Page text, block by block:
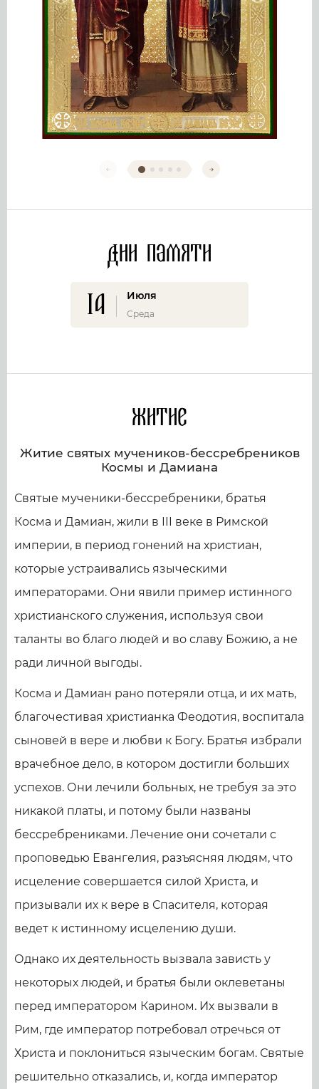
Дни памяти
14 Июля
Среда
Житие
Житие святых мучеников-бессребреников
Космы и Дамиана
Святые мученики-бессребреники, братья
Косма и Дамиан, жили в III веке в Римской
империи, в период гонений на христиан,
которые устраивались языческими
императорами. Они явили пример истинного
христианского служения, используя свои
таланты во благо людей и во славу Божию, а не
ради личной выгоды.
Косма и Дамиан рано потеряли отца, и их мать,
благочестивая христианка Феодотия, воспитала
сыновей в вере и любви к Богу. Братья избрали
врачебное дело, в котором достигли больших
успехов. Они лечили больных, не требуя за это
никакой платы, и потому были названы
бессребрениками. Лечение они сочетали с
проповедью Евангелия, разъясняя людям, что
исцеление совершается силой Христа, и
призывали их к вере в Спасителя, которая
ведет к истинному исцелению души.
Однако их деятельность вызвала зависть у
некоторых людей, и братья были оклеветаны
перед императором Карином. Их вызвали в
Рим, где император потребовал отречься от
Христа и поклониться языческим богам. Святые
решительно отказались, и, когда император